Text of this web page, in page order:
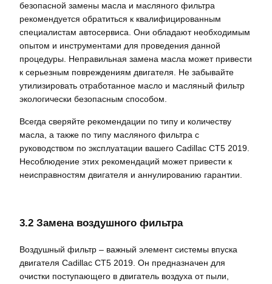
безопасной замены масла и масляного фильтра
рекомендуется обратиться к квалифицированным
специалистам автосервиса. Они обладают необходимым
опытом и инструментами для проведения данной
процедуры. Неправильная замена масла может привести
к серьезным повреждениям двигателя. Не забывайте
утилизировать отработанное масло и масляный фильтр
экологически безопасным способом.
Всегда сверяйте рекомендации по типу и количеству
масла, а также по типу масляного фильтра с
руководством по эксплуатации вашего Cadillac CT5 2019.
Несоблюдение этих рекомендаций может привести к
неисправностям двигателя и аннулированию гарантии.
3.2 Замена воздушного фильтра
Воздушный фильтр – важный элемент системы впуска
двигателя Cadillac CT5 2019. Он предназначен для
очистки поступающего в двигатель воздуха от пыли,